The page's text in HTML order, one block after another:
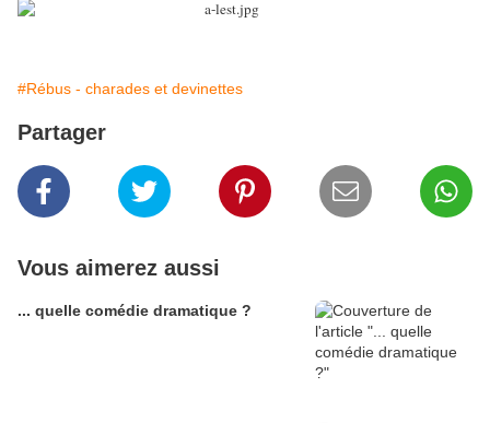
#Rébus - charades et devinettes
Partager
Vous aimerez aussi
... quelle comédie dramatique ?